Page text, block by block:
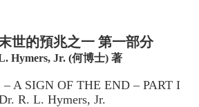
世的預兆之一 第一部分
Hymers, Jr. (何博士) 著
A SIGN OF THE END – PART I
R. L. Hymers, Jr.